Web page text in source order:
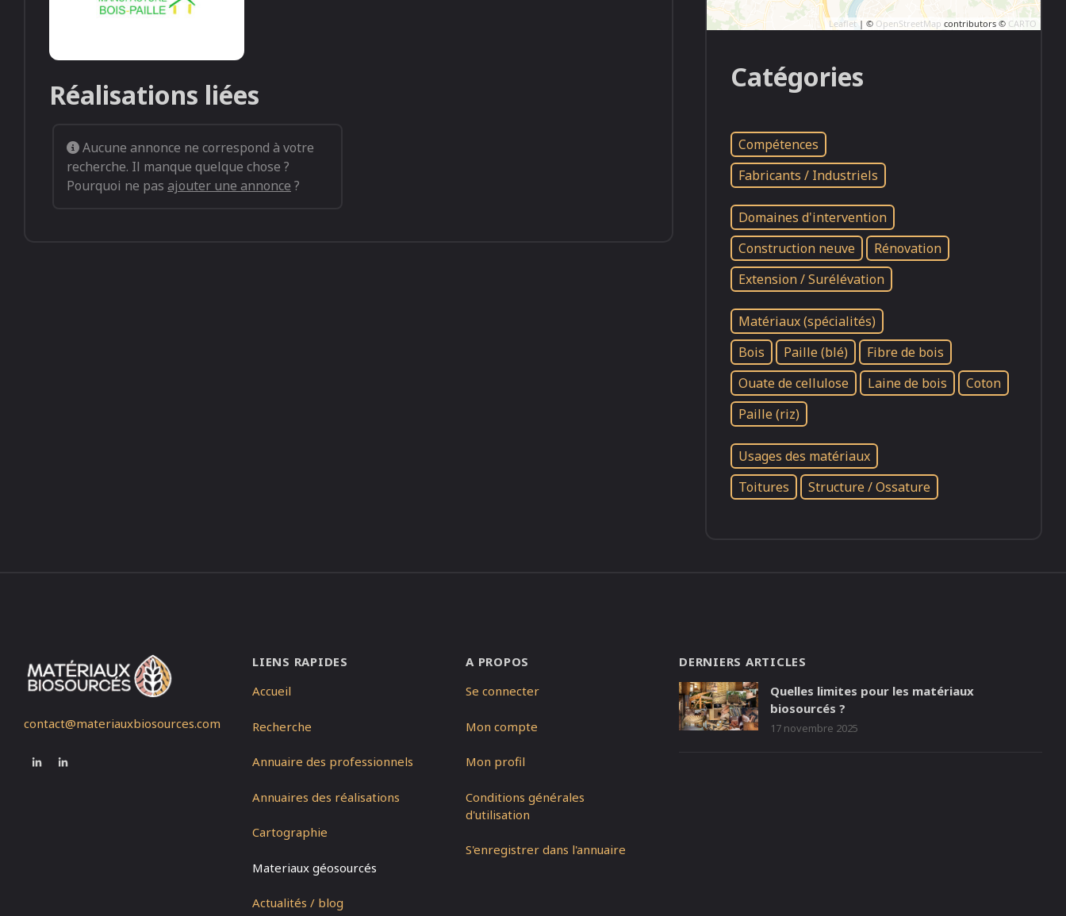
Réalisations liées
Aucune annonce ne correspond à votre
recherche. Il manque quelque chose ?
Pourquoi ne pas ajouter une annonce ?
Leaflet | © OpenStreetMap contributors © CARTO
Catégories
Compétences
Fabricants / Industriels
Domaines d'intervention
Construction neuve
Rénovation
Extension / Surélévation
Matériaux (spécialités)
Bois
Paille (blé)
Fibre de bois
Ouate de cellulose
Laine de bois
Coton
Paille (riz)
Usages des matériaux
Toitures
Structure / Ossature
contact@materiauxbiosources.com
LIENS RAPIDES
Accueil
Recherche
Annuaire des professionnels
Annuaires des réalisations
Cartographie
Materiaux géosourcés
Actualités / blog
A PROPOS
Se connecter
Mon compte
Mon profil
Conditions générales
d'utilisation
S'enregistrer dans l'annuaire
DERNIERS ARTICLES
Quelles limites pour les matériaux
biosourcés ?
17 novembre 2025